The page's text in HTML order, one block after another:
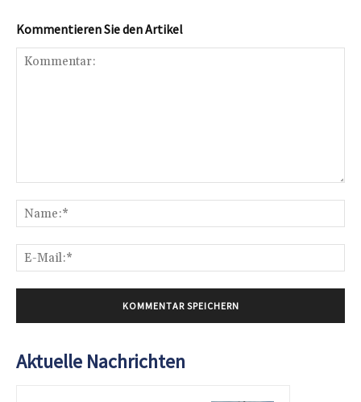
Kommentieren Sie den Artikel
Aktuelle Nachrichten